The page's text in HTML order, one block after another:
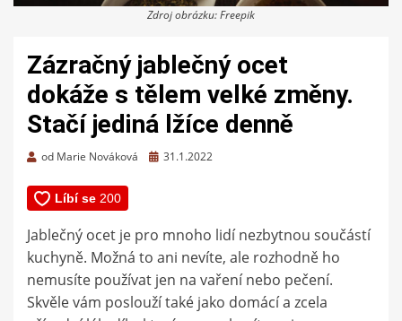
Zdroj obrázku: Freepik
Zázračný jablečný ocet
dokáže s tělem velké změny.
Stačí jediná lžíce denně
od Marie Nováková
Zveřejněno
31.1.2022
Jablečný ocet je pro mnoho lidí nezbytnou součástí
kuchyně. Možná to ani nevíte, ale rozhodně ho
nemusíte používat jen na vaření nebo pečení.
Skvěle vám poslouží také jako domácí a zcela